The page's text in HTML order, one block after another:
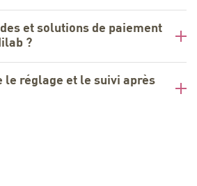
et solutions de paiement
?
le réglage et le suivi après